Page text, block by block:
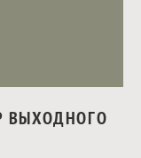
ВЫХОДНОГО